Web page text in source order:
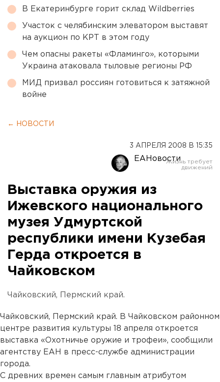
В Екатеринбурге горит склад Wildberries
Участок с челябинским элеватором выставят
на аукцион по КРТ в этом году
Чем опасны ракеты «Фламинго», которыми
Украина атаковала тыловые регионы РФ
МИД призвал россиян готовиться к затяжной
войне
← НОВОСТИ
3 АПРЕЛЯ 2008 В 15:35
ЕАНовости
Выставка оружия из
Ижевского национального
музея Удмуртской
республики имени Кузебая
Герда откроется в
Чайковском
Чайковский, Пермский край.
Чайковский, Пермский край. В Чайковском районном
центре развития культуры 18 апреля откроется
выставка «Охотничье оружие и трофеи», сообщили
агентству ЕАН в пресс-службе администрации
города.
С древних времен самым главным атрибутом